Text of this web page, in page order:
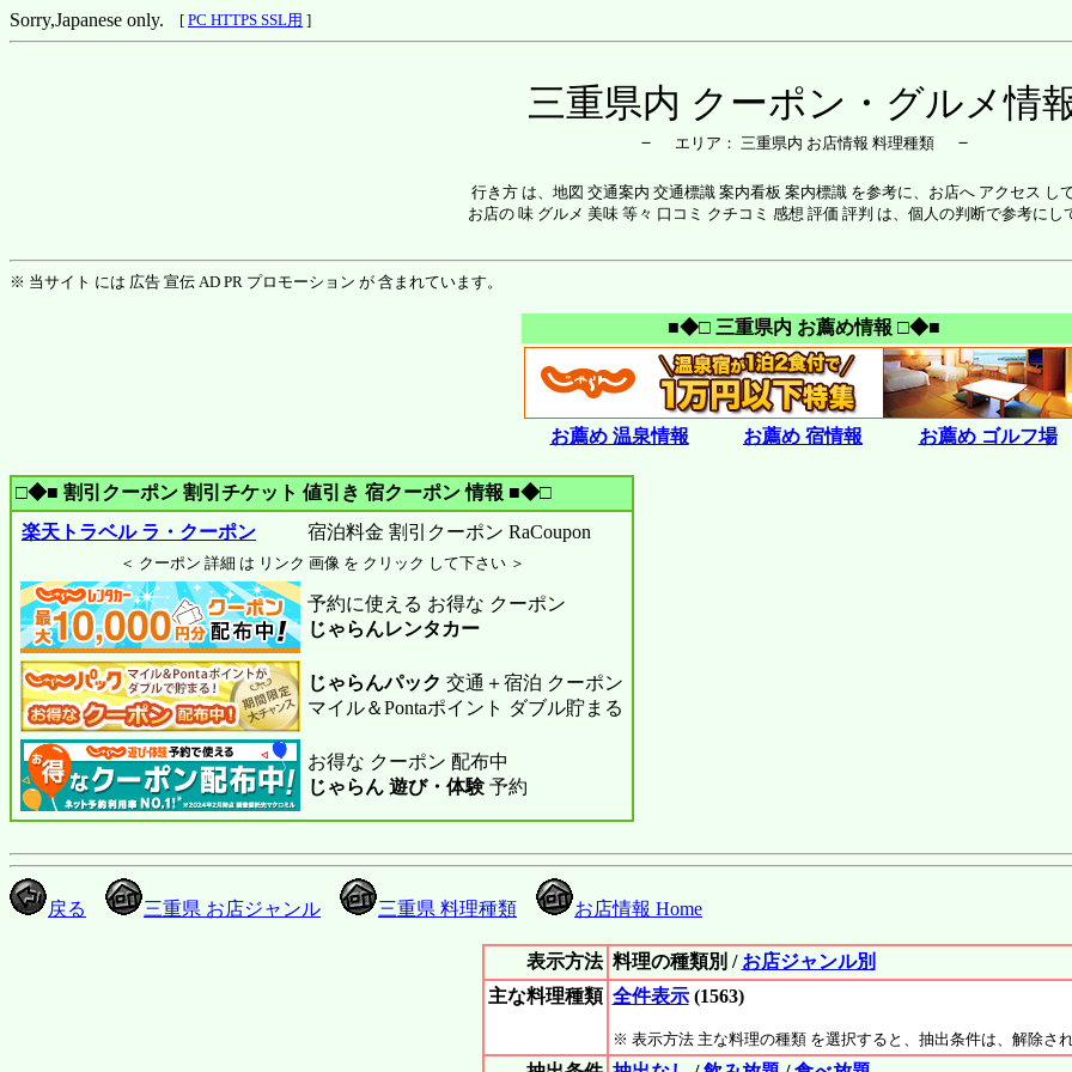
Sorry,Japanese only. [ PC HTTPS SSL用 ]
三重県内 クーポン・グルメ情
－ エリア： 三重県内 お店情報 料理種類－
行き方 は、地図 交通案内 交通標識 案内看板 案内標識 を参考に、お店へ アクセス し
お店の 味 グルメ 美味 等々 口コミ クチコミ 感想 評価 評判 は、個人の判断で参考にし
※ 当サイト には 広告 宣伝 AD PR プロモーション が 含まれています。
■◆□ 三重県内 お薦め情報 □◆■
お薦め 温泉情報 お薦め 宿情報 お薦め ゴルフ場
□◆■ 割引クーポン 割引チケット 値引き 宿クーポン 情報 ■◆□
楽天トラベル ラ・クーポン
宿泊料金 割引クーポン RaCoupon
＜ クーポン 詳細 は リンク 画像 を クリック して下さい ＞
予約に使える お得な クーポン
じゃらんレンタカー
じゃらんパック 交通＋宿泊 クーポン
マイル＆Pontaポイント ダブル貯まる
お得な クーポン 配布中
じゃらん 遊び・体験予約
戻る 三重県 お店ジャンル 三重県 料理種類 お店情報 Home
表示方法 料理の種類別 / お店ジャンル別
主な料理種類 全件表示(1563)
※ 表示方法 主な料理の種類 を選択すると、抽出条件は、解除さ